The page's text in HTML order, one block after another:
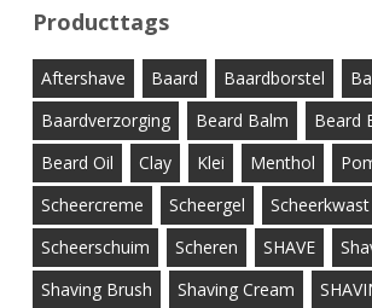
Producttags
Aftershave Baard Baardborstel
Baardverzorging
Beard Balm
Beard
Beard Oil
Clay Klei Menthol
Scheercreme
Scheergel Scheerkwast
Scheerschuim
Scheren SHAVE
Shaving Brush
Shaving Cream